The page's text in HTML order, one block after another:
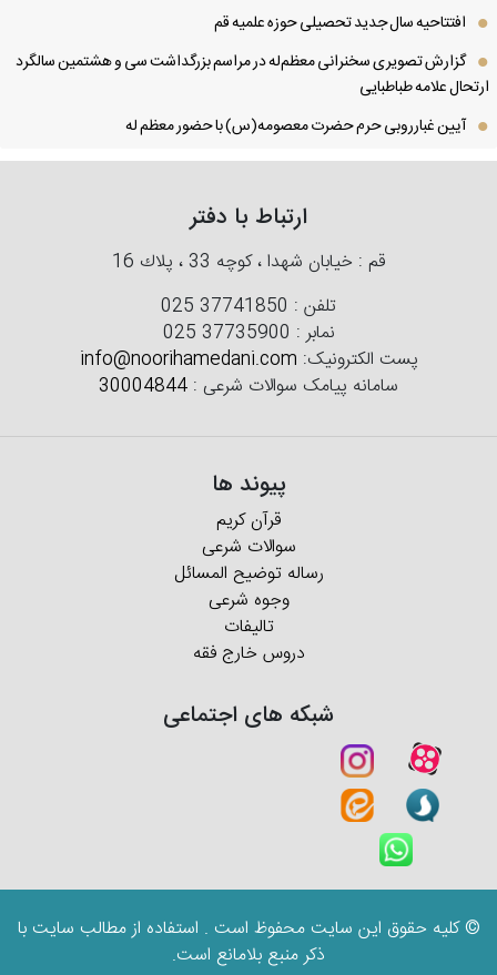
افتتاحیه سال جدید تحصیلی حوزه علمیه قم
گزارش تصویری سخنرانی معظم‌له در مراسم بزرگداشت سی و هشتمین سالگرد
علامه طباطبایی
آیین غبارروبی حرم حضرت معصومه(س) با حضور معظم له
ارتباط با دفتر
قم : خیابان شهدا ، كوچه 33 ، پلاك 16
تلفن :025 37741850
نمابر :025 37735900
پست الکترونیک:info@noorihamedani.com
سامانه پیامک سوالات شرعی : 30004844
پیوند ها
قرآن کریم
سوالات شرعی
رساله توضیح المسائل
وجوه شرعی
تالیفات
دروس خارج فقه
شبکه های اجتماعی
© کلیه حقوق این سایت محفوظ است . استفاده از مطالب سایت با
ذکر منبع بلامانع است.